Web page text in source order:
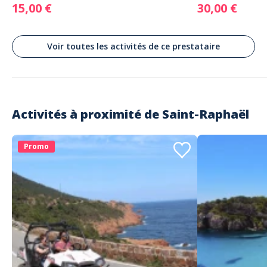
Afin de profiter au maximum de votre journée, nous vous conseillons
vivement de réserver votre activité
15,00 € 30,00 €
Voir toutes les activités de ce prestataire
Activités à proximité de Saint-Raphaël
Promo